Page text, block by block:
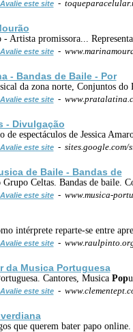
Avalie este site-
Artista promissora...
Avalie este site-
- Bandas de Baile - Por
da zona norte, Conjuntos do
Avalie este site-
- Divulgação
de espectáculos de Jessica
Avalie este site- sites.google.com/
de Baile - Bandas de
Celtas. Bandas de baile.
Avalie este site- www.musica-
intérprete reparte-se entre
Avalie este site-
da Musica Portuguesa
Cantores, Musica Pop
Avalie este site-
que querem bater papo